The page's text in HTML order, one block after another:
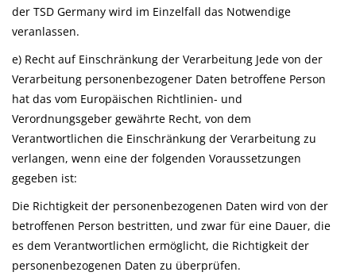
der TSD Germany wird im Einzelfall das Notwendige
veranlassen.
e) Recht auf Einschränkung der Verarbeitung Jede von der
Verarbeitung personenbezogener Daten betroffene Person
hat das vom Europäischen Richtlinien- und
Verordnungsgeber gewährte Recht, von dem
Verantwortlichen die Einschränkung der Verarbeitung zu
verlangen, wenn eine der folgenden Voraussetzungen
gegeben ist:
Die Richtigkeit der personenbezogenen Daten wird von der
betroffenen Person bestritten, und zwar für eine Dauer, die
es dem Verantwortlichen ermöglicht, die Richtigkeit der
personenbezogenen Daten zu überprüfen.